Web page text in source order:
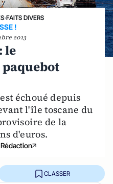
›FAITS DIVERS
!
2013
le
échoué depuis
l'île toscane du
de la
d'euros.
CLASSER